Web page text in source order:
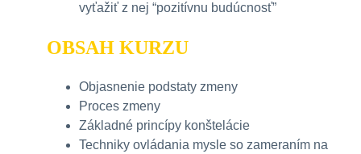
vyťažiť z nej “pozitívnu budúcnosť”
OBSAH KURZU
Objasnenie podstaty zmeny
Proces zmeny
Základné princípy konštelácie
Techniky ovládania mysle so zameraním na